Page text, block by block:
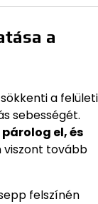
a
a felületi
sebességét.
el, és
viszont tovább
felszínén